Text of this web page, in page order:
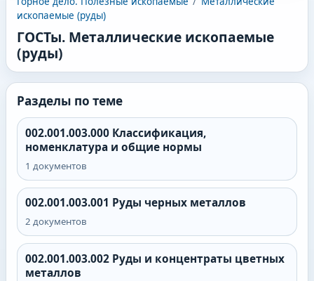
ископаемые (руды)
ГОСТы. Металлические ископаемые
(руды)
Разделы по теме
002.001.003.000 Классификация,
номенклатура и общие нормы
1 документов
002.001.003.001 Руды черных металлов
2 документов
002.001.003.002 Руды и концентраты цветных
металлов